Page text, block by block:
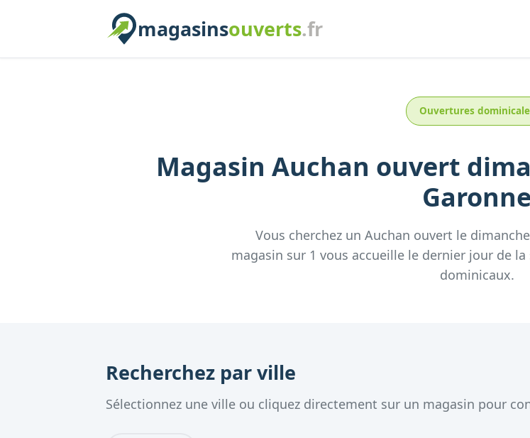
magasinsouverts.fr
Ouvertures
Magasin Auchan ouvert
Garonne
Vous cherchez un Auchan ouvert le dimanche
magasin sur 1 vous accueillele dernier jour de la
dominicaux.
Recherchez par ville
Sélectionnez une ville ou cliquez directement sur un magasin pour